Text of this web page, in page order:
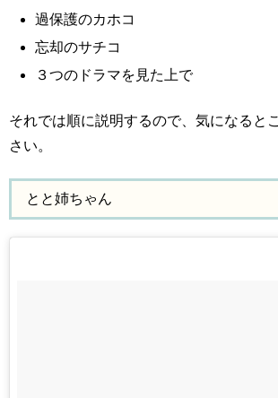
過保護のカホコ
忘却のサチコ
３つのドラマを見た上で
それでは順に説明するので、気になると
さい。
とと姉ちゃん